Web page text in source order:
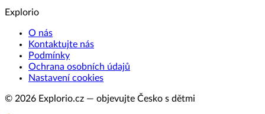
Explorio
O nás
Kontaktujte nás
Podmínky
Ochrana osobních údajů
Nastavení cookies
© 2026 Explorio.cz — objevujte Česko s dětmi